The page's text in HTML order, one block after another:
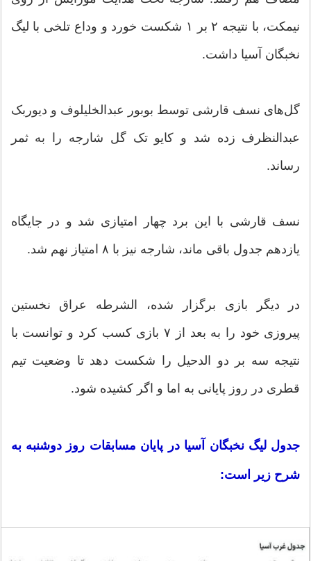
نیمکت، با نتیجه ۲ بر ۱ شکست خورد و وداع تلخی با لیگ
نخبگان آسیا داشت.
گل‌های نسف قارشی توسط بوبور عبدالخلیلوف و دیوربک
عبدالنظرف زده شد و کایو تک گل شارجه را به ثمر
رساند.
نسف قارشی با این برد چهار امتیازی شد و در جایگاه
یازدهم جدول باقی ماند، شارجه نیز با ۸ امتیاز نهم شد.
در دیگر بازی برگزار شده، الشرطه عراق نخستین
پیروزی خود را به بعد از ۷ بازی کسب کرد و توانست با
نتیجه سه بر دو الدحیل را شکست دهد تا وضعیت تیم
قطری در روز پایانی به اما و اگر کشیده شود.
جدول لیگ نخبگان آسیا در پایان مسابقات روز دوشنبه به
شرح زیر است: